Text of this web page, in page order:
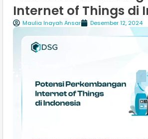
Internet of Things di
Maulia Inayah Ansar Desember 12, 2024